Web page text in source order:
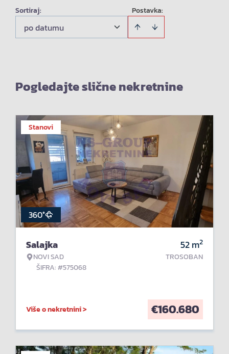
Postavka:
Sortiraj:
po datumu
Pogledajte slične nekretnine
Stanovi
360°
Salajka
NOVI SAD
ŠIFRA: #575068
52m2
TROSOBAN
Više o nekretnini > €160.680